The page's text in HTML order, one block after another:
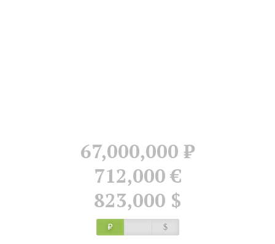
67,000,000 Р
712,000 €
823,000 $
Р $